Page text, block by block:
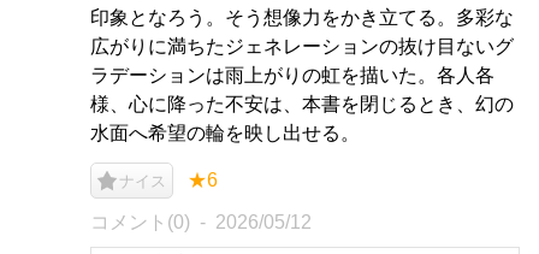
印象となろう。そう想像力をかき立てる。多彩な
広がりに満ちたジェネレーションの抜け目ないグ
ラデーションは雨上がりの虹を描いた。各人各
様、心に降った不安は、本書を閉じるとき、幻の
水面へ希望の輪を映し出せる。
ナイス ★6
コメント(0) 2026/05/12